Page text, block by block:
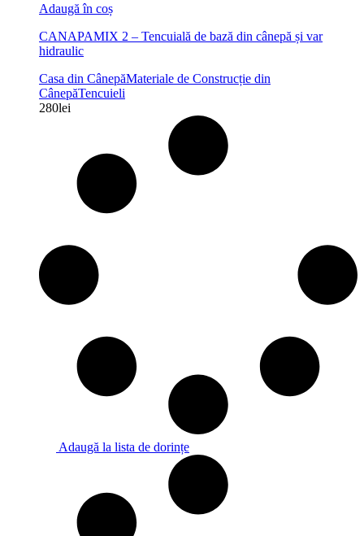
Adaugă în coș
CANAPAMIX 2 – Tencuială de bază din cânepă și var
hidraulic
Casa din CânepăMateriale de Construcție din
CânepăTencuieli
280lei
Adaugă la lista de dorințe